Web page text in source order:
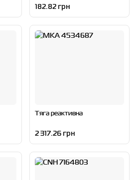
182.82 грн
Тяга реактивна
2 317.26 грн